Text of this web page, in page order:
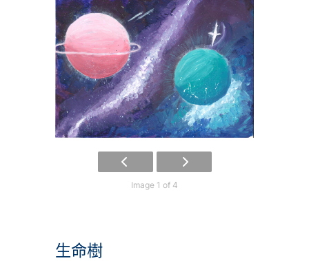
Image 1 of 4
生命樹